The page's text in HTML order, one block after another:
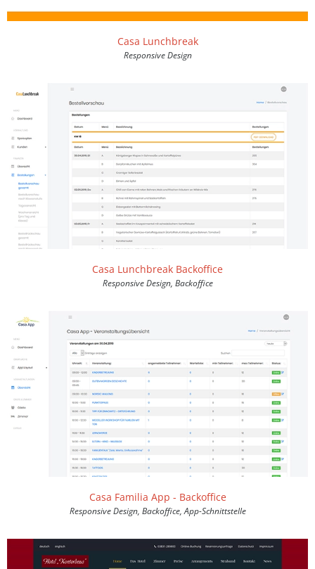
Casa Lunchbreak
Responsive Design
Casa Lunchbreak Backoffice
Responsive Design, Backoffice
Casa Familia App - Backoffice
Responsive Design, Backoffice, App-Schnittstelle